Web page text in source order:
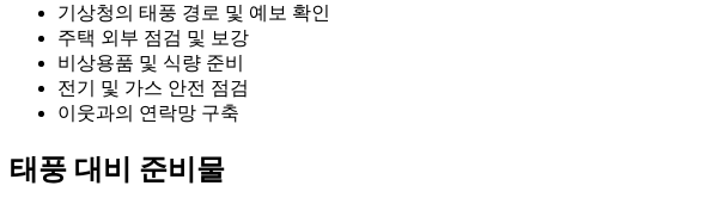
기상청의 태풍 경로 및 예보 확인
주택 외부 점검 및 보강
비상용품 및 식량 준비
전기 및 가스 안전 점검
이웃과의 연락망 구축
태풍 대비 준비물